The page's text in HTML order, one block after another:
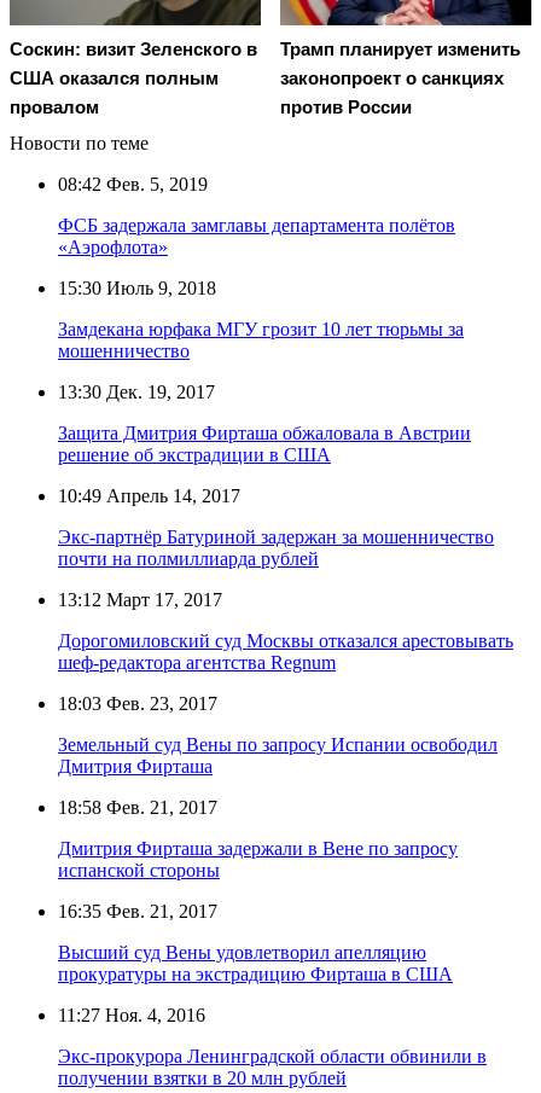
Соскин: визит Зеленского в
США оказался полным
провалом
Трамп планирует изменить
законопроект о санкциях
против России
Новости по теме
08:42 Фев. 5, 2019
ФСБ задержала замглавы департамента полётов
«Аэрофлота»
15:30 Июль 9, 2018
Замдекана юрфака МГУ грозит 10 лет тюрьмы за
мошенничество
13:30 Дек. 19, 2017
Защита Дмитрия Фирташа обжаловала в Австрии
решение об экстрадиции в США
10:49 Апрель 14, 2017
Экс-партнёр Батуриной задержан за мошенничество
почти на полмиллиарда рублей
13:12 Март 17, 2017
Дорогомиловский суд Москвы отказался арестовывать
шеф-редактора агентства Regnum
18:03 Фев. 23, 2017
Земельный суд Вены по запросу Испании освободил
Дмитрия Фирташа
18:58 Фев. 21, 2017
Дмитрия Фирташа задержали в Вене по запросу
испанской стороны
16:35 Фев. 21, 2017
Высший суд Вены удовлетворил апелляцию
прокуратуры на экстрадицию Фирташа в США
11:27 Ноя. 4, 2016
Экс-прокурора Ленинградской области обвинили в
получении взятки в 20 млн рублей